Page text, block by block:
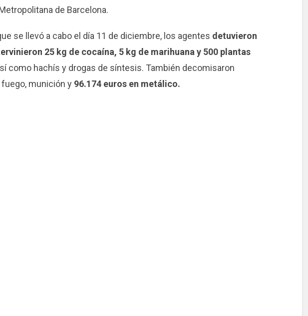
de Barcelona.
se llevó a cabo el día 11 de diciembre, los agentes detuvieron
25 kg de cocaína, 5 kg de marihuana y 500 plantas
como hachís y drogas de síntesis. También decomisaron
munición y 96.174 euros en metálico.